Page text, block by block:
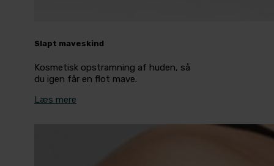
Slapt maveskind
Kosmetisk opstramning af huden, så
du igen får en flot mave.
Læs mere